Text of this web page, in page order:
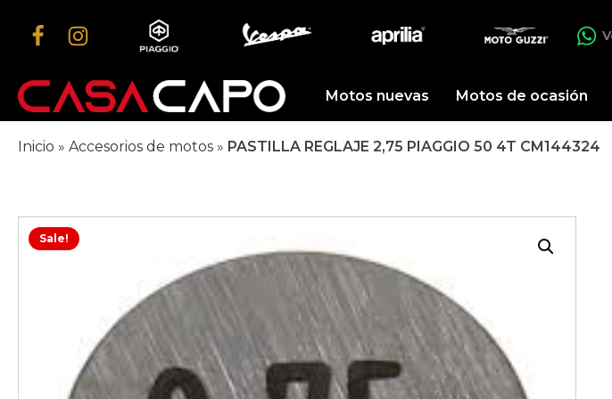
Motos nuevas Motos de ocasión
Inicio » Accesorios de motos » PASTILLA REGLAJE 2,75 PIAGGIO 50 4T CM144324
Sale!